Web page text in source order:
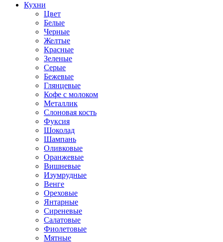
Кухни
Цвет
Белые
Черные
Желтые
Красные
Зеленые
Серые
Бежевые
Глянцевые
Кофе с молоком
Металлик
Слоновая кость
Фуксия
Шоколад
Шампань
Оливковые
Оранжевые
Вишневые
Изумрудные
Венге
Ореховые
Янтарные
Сиреневые
Салатовые
Фиолетовые
Мятные